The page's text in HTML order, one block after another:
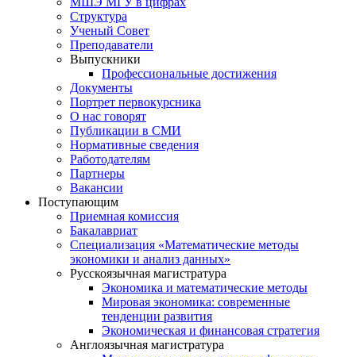
Структура
Ученый Совет
Преподаватели
Выпускники
Профессиональные достижения
Документы
Портрет первокурсника
О нас говорят
Публикации в СМИ
Нормативные сведения
Работодателям
Партнеры
Вакансии
Поступающим
Приемная комиссия
Бакалавриат
Специализация «Математические методы
экономики и анализ данных»
Русскоязычная магистратура
Экономика и математические методы
Мировая экономика: современные
тенденции развития
Экономическая и финансовая стратегия
Англоязычная магистратура